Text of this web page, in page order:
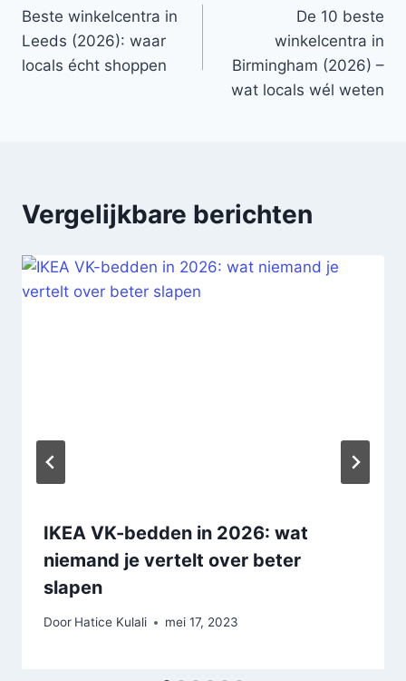
navigatie
Beste winkelcentra in
Leeds (2026): waar
locals écht shoppen
De 10 beste
winkelcentra in
Birmingham (2026) –
wat locals wél weten
Vergelijkbare berichten
IKEA VK-bedden in 2026: wat
niemand je vertelt over beter
slapen
Door Hatice Kulali mei 17, 2023